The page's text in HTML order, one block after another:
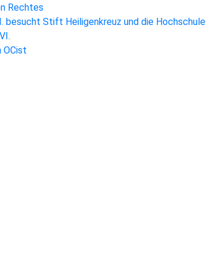
Rechtes
besucht Stift Heiligenkreuz und die Hochschule
OCist